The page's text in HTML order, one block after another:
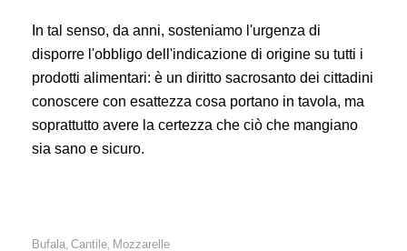
In tal senso, da anni, sosteniamo l'urgenza di
disporre l'obbligo dell'indicazione di origine su tutti i
prodotti alimentari: è un diritto sacrosanto dei cittadini
conoscere con esattezza cosa portano in tavola, ma
soprattutto avere la certezza che ciò che mangiano
sia sano e sicuro.
Bufala, Cantile, Mozzarelle